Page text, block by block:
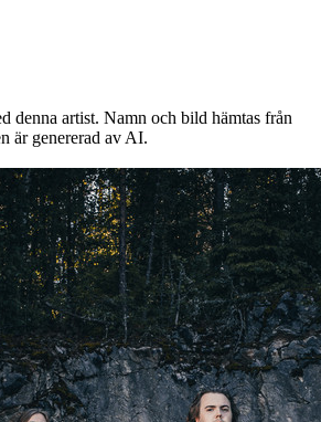
denna artist. Namn och bild hämtas från
är genererad av AI.